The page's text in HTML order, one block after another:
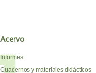
Acervo
Informes
Cuadernos y materiales didácticos